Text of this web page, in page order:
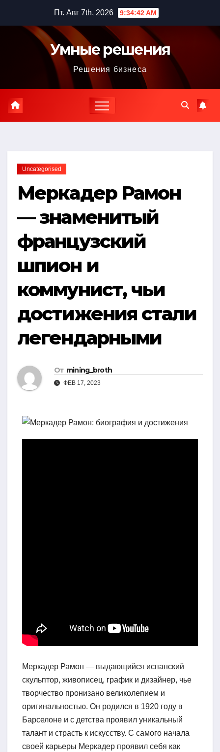
содержимому
Пт. Авг 7th, 2026 9:34:43 AM
Умные решения
Решения бизнеса
Uncategorised
Меркадер Рамон
— знаменитый
французский
шпион и
коммунист, чьи
достижения стали
легендарными
От mining_broth
ФЕВ 17, 2023
Меркадер Рамон — выдающийся испанский
скульптор, живописец, график и дизайнер, чье
творчество пронизано великолепием и
оригинальностью. Он родился в 1920 году в
Барселоне и с детства проявил уникальный
талант и страсть к искусству. С самого начала
своей карьеры Меркадер проявил себя как